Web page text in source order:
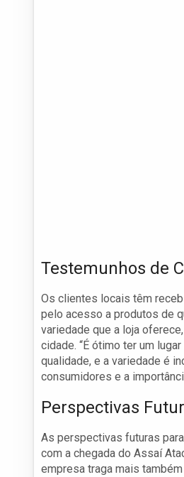
Testemunhos de
Os clientes locais têm
pelo acesso a produtos de
variedade que a loja
cidade. “É ótimo ter um
qualidade, e a variedade é
consumidores e a
Perspectivas
As perspectivas futuras
com a chegada do Assaí
empresa traga mais